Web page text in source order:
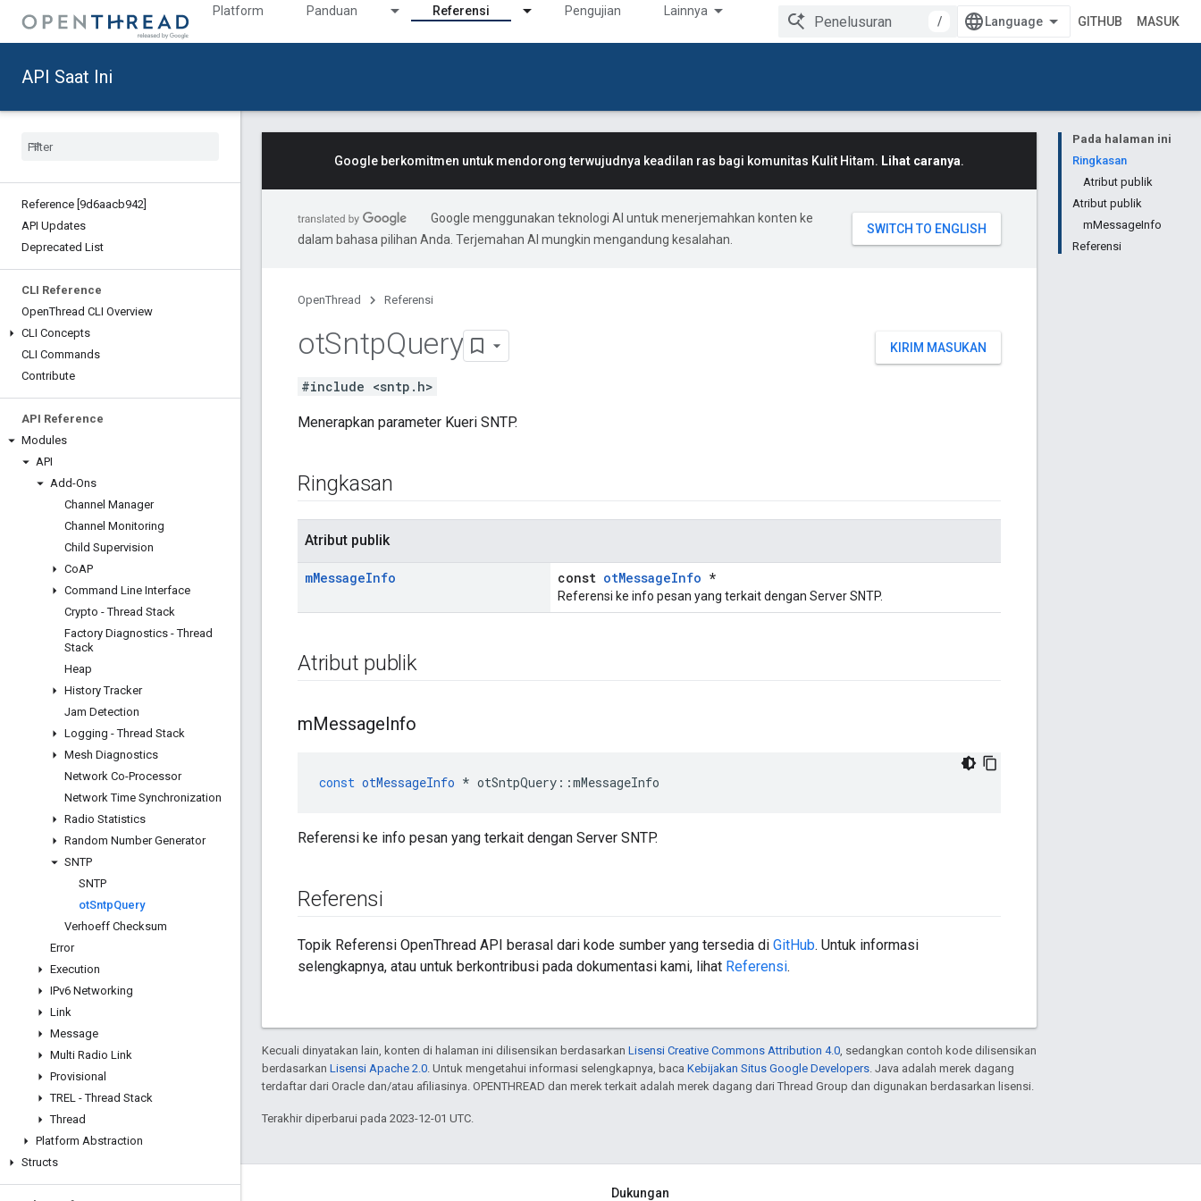
Platform Panduan Referensi Pengujian Lainnya
/ GITHUB MASUK
API Saat Ini
Reference [9d6aacb942]
API Updates
Deprecated List
CLI Reference
OpenThread CLI Overview
CLI Concepts
CLI Commands
Contribute
API Reference
Modules
API
Add-Ons
Channel Manager
Channel Monitoring
Child Supervision
CoAP
Command Line Interface
Crypto - Thread Stack
Factory Diagnostics - Thread
Stack
Heap
History Tracker
Jam Detection
Logging - Thread Stack
Mesh Diagnostics
Network Co-Processor
Network Time Synchronization
Radio Statistics
Random Number Generator
SNTP
SNTP
otSntpQuery
Verhoeff Checksum
Error
Execution
IPv6 Networking
Link
Message
Multi Radio Link
Provisional
TREL - Thread Stack
Thread
Platform Abstraction
Structs
Pada halaman ini
Ringkasan
Atribut publik
Atribut publik
mMessageInfo
Referensi
Google berkomitmen untuk mendorong terwujudnya keadilan ras bagi komunitas Kulit Hitam. Lihat caranya.
Google menggunakan teknologi AI untuk menerjemahkan konten ke
dalam bahasa pilihan Anda. Terjemahan AI mungkin mengandung kesalahan.
OpenThread Referensi
KIRIM MASUKAN
otSntpQuery
#include <sntp.h>
Menerapkan parameter Kueri SNTP.
Ringkasan
Atribut publik
mMessageInfo const otMessageInfo *
Referensi ke info pesan yang terkait dengan Server SNTP.
Atribut publik
mMessageInfo
const otMessageInfo * otSntpQuery ::mMessageInfo
Referensi ke info pesan yang terkait dengan Server SNTP.
Referensi
Topik Referensi OpenThread API berasal dari kode sumber yang tersedia di GitHub. Untuk informasi
selengkapnya, atau untuk berkontribusi pada dokumentasi kami, lihat Referensi.
Kecuali dinyatakan lain, konten di halaman ini dilisensikan berdasarkan Lisensi Creative Commons Attribution 4.0, sedangkan contoh kode dilisensikan
berdasarkan Lisensi Apache 2.0. Untuk mengetahui informasi selengkapnya, baca Kebijakan Situs Google Developers. Java adalah merek dagang
terdaftar dari Oracle dan/atau afiliasinya. OPENTHREAD dan merek terkait adalah merek dagang dari Thread Group dan digunakan berdasarkan lisensi.
Terakhir diperbarui pada 2023-12-01 UTC.
Dukungan